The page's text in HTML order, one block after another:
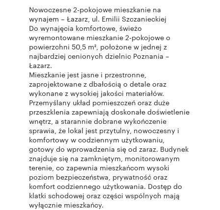
Nowoczesne 2-pokojowe mieszkanie na
wynajem – Łazarz, ul. Emilii Szczanieckiej
Do wynajęcia komfortowe, świeżo
wyremontowane mieszkanie 2-pokojowe o
powierzchni 50,5 m², położone w jednej z
najbardziej cenionych dzielnic Poznania –
Łazarz.
Mieszkanie jest jasne i przestronne,
zaprojektowane z dbałością o detale oraz
wykonane z wysokiej jakości materiałów.
Przemyślany układ pomieszczeń oraz duże
przeszklenia zapewniają doskonałe doświetlenie
wnętrz, a starannie dobrane wykończenie
sprawia, że lokal jest przytulny, nowoczesny i
komfortowy w codziennym użytkowaniu,
gotowy do wprowadzenia się od zaraz. Budynek
znajduje się na zamkniętym, monitorowanym
terenie, co zapewnia mieszkańcom wysoki
poziom bezpieczeństwa, prywatność oraz
komfort codziennego użytkowania. Dostęp do
klatki schodowej oraz części wspólnych mają
wyłącznie mieszkańcy.